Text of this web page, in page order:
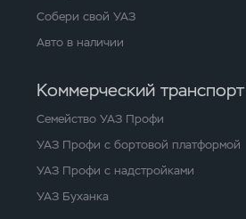
Собери свой УАЗ
Авто в наличии
Коммерческий транспорт
Семейство УАЗ Профи
УАЗ Профи с бортовой платформой
УАЗ Профи с надстройками
УАЗ Буханка